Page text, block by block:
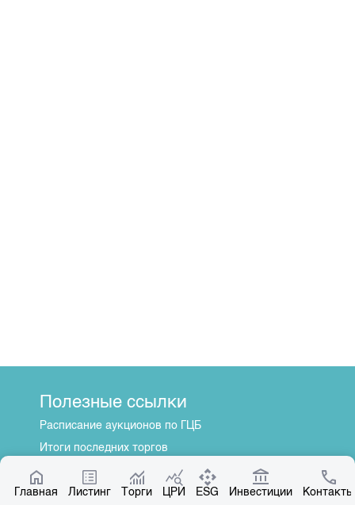
Главная Листинг Торги ЦРИ ESG Инвестиции Контакты
Полезные ссылки
Расписание аукционов по ГЦБ
Итоги последних торгов
Котировки по ЦБ
Центр раскрытия информации